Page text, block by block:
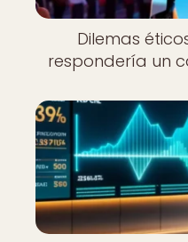
Dilemas
respondería un